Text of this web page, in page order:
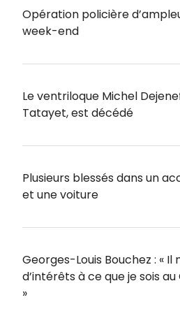
Opération policière
week-end
Le ventriloque Michel
Tatayet, est décédé
Plusieurs blessés dans un
et une voiture
Georges-Louis Bouchez : « Il
d’intérêts à ce que je sois
»